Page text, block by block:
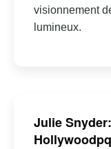
visionnement
lumineux.
Julie